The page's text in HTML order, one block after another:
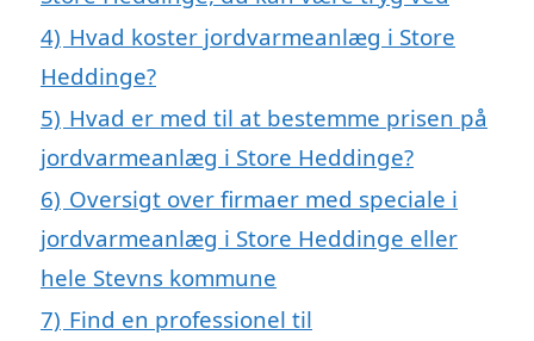
4) Hvad koster jordvarmeanlæg i Store
Heddinge?
5) Hvad er med til at bestemme prisen på
jordvarmeanlæg i Store Heddinge?
6) Oversigt over firmaer med speciale i
jordvarmeanlæg i Store Heddinge eller
hele Stevns kommune
7) Find en professionel til